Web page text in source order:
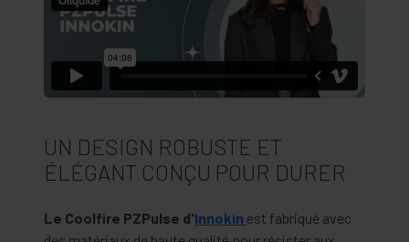
UN DESIGN ROBUSTE ET
ÉLÉGANT CONÇU POUR DURER
Le Coolfire PZPulse d'Innokin est fabriqué avec